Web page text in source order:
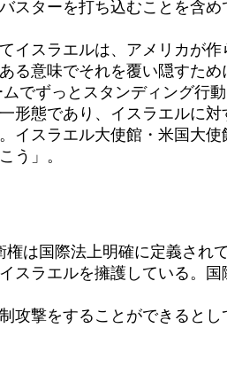
ターを打ち込むことを含
スラエルは、アメリカが
る意味でそれを覆い隠すた
ずっとスタンディング行
態であり、イスラエルに
スラエル大使館・米国大
う」。
は国際法上明確に定義され
ラエルを擁護している。
撃をすることができると